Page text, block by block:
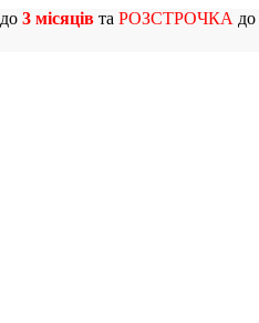
до 3 місяцівта РОЗСТРОЧКА до